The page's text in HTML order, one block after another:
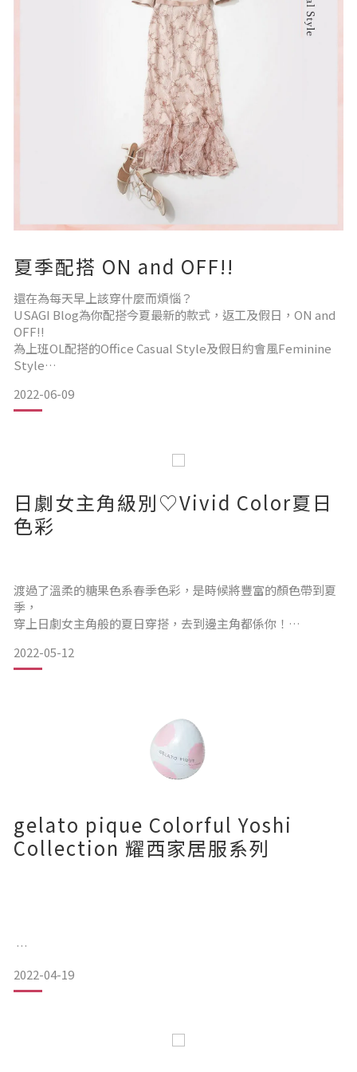
【SNIDEL】【網店限定】碎花連衣裙&
夏季配搭 ON and OFF!!
還在為每天早上該穿什麼而煩惱？
USAGI Blog為你配搭今夏最新的款式，返工及假日，ON and
OFF!!
為上班OL配搭的Office Casual Style及假日約會風Feminine
Style
為每天早上苦於搭配的你帶來 3 way穿法的SNIDEL連衣裙套
裝！
別緻的立領
2022-06-09
日劇女主角級別♡Vivid Color夏日
色彩
渡過了溫柔的糖果色系春季色彩，是時候將豐富的顏色帶到夏
季，
穿上日劇女主角般的夏日穿搭，去到邊主角都係你！
LILY BROWN荷葉邊後繫帶連衣裙
夏日感十足的休閒系連衣裙，簡約低調中見細節。
荷葉邊袖子加上後背露背的綁帶設計，高腰大裙擺。
SNIDEL 鈎
2022-05-12
gelato pique Colorful Yoshi
Collection 耀西家居服系列
2022-04-19